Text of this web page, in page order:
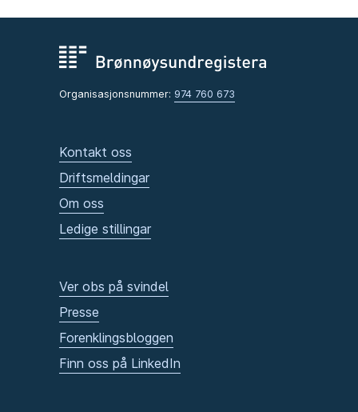
Organisasjonsnummer: 974 760 673
Kontakt oss
Driftsmeldingar
Om oss
Ledige stillingar
Ver obs på svindel
Presse
Forenklingsbloggen
Finn oss på LinkedIn